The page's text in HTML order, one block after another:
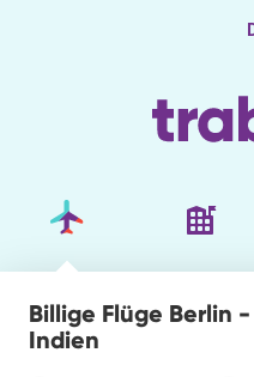
Billige Flüge Berlin
Indien